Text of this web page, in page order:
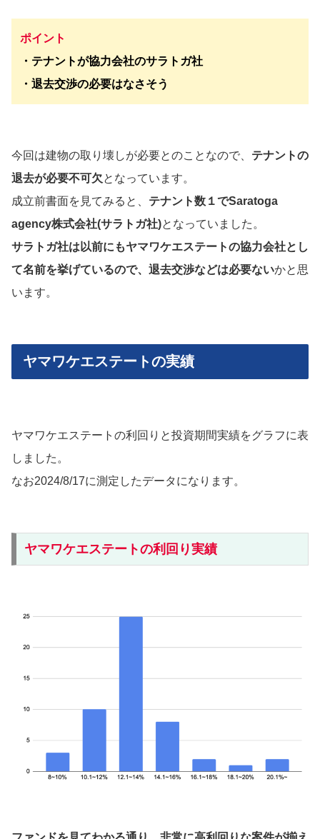
ポイント
・テナントが協力会社のサラトガ社
・退去交渉の必要はなさそう
今回は建物の取り壊しが必要とのことなので、 テナントの
退去が必要不可欠となっています。
成立前書面を見てみると、 テナント数１でSaratoga
agency株式会社(サラトガ社)となっていました。
サラトガ社は以前にもヤマワケエステートの協力会社とし
て名前を挙げているので、退去交渉などは必要ないかと思
います。
ヤマワケエステートの実績
ヤマワケエステートの利回りと投資期間実績をグラフに表
しました。
なお2024/8/17に測定したデータになります。
ヤマワケエステートの利回り実績